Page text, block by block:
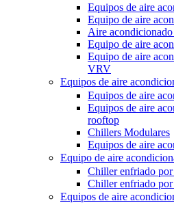
Equipos de aire
Equipo de aire
Aire
Equipo de aire
Equipo de aire
VRV
Equipos de aire
Equipos de aire
Equipos de aire
rooftop
Chillers Modulares
Equipos de aire
Equipo de aire
Chiller enfriado por
Chiller enfriado por
Equipos de aire